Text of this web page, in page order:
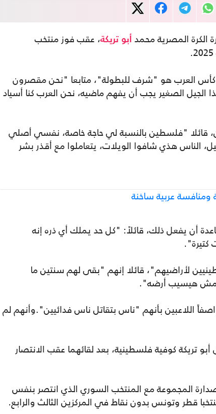
الكرة المصرية محمد أبو تريكة، عقب فوز منتخب
كأس العرب هو "شرف للبطولة"، متابعا "نحن مقصرون
الصغير يجب أن يفهم ماضيه، نحن العرب كنا أسياد
قائلا "فلسطين بالنسبة لي حاجة خاصة، نفسي أصلي
هذي شافوا الويلات، يتعاملوا مع أقذر بشر
أن يفعل ذلك، قائلاً: "كل حد يملك أي ذره إنه
لأراضيهم"، قائلا إنهم "بقى لهم سنتين ما
مش هيسيب أرضه".
اللاعبين بأنهم "ناس بتقاتل ناس فدائيين".وأنهم لم
تريكة كوفية فلسطينية، بعد لقائهما عقب الانتصار
المجموعة مع المنتخب السوري الذي انتصر بنفس
قطر وتونس بدون نقاط في المركزين الثالث والرابع.